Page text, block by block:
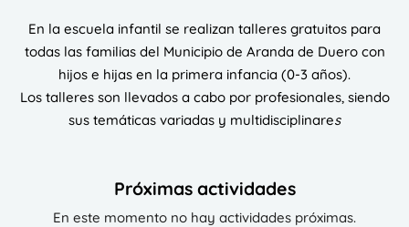
En la escuela infantil se realizan talleres gratuitos para
todas las familias del Municipio de Aranda de Duero con
hijos e hijas en la primera infancia (0-3 años).
Los talleres son llevados a cabo por profesionales, siendo
sus temáticas variadas y multidisciplinares
Próximas actividades
En este momento no hay actividades próximas.